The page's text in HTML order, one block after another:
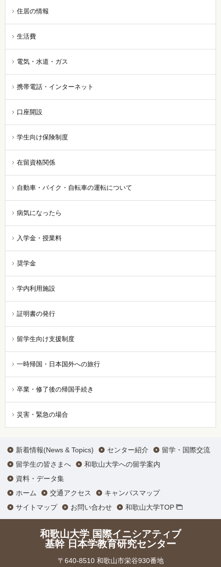
住居の情報
生活費
電気・水道・ガス
携帯電話・インターネット
口座開設
学生向け保険制度
在留資格関係
自動車・バイク・自転車の運転について
病気になったら
入学金・授業料
奨学金
学内利用施設
証明書の発行
留学生向け支援制度
一時帰国・日本国外への旅行
卒業・修了後の帰国手続き
災害・緊急の場合
新着情報(News & Topics) センター紹介
留学・国際交流
留学生の皆さまへ
和歌山大学への留学案内
資料・データ集
ホーム
交通アクセス
キャンパスマップ
サイトマップ
お問い合わせ 和歌山大学TOP
和歌山大学 国際イニシアティブ
基幹 日本学教育研究センター
〒640-8510 和歌山市栄谷930番地